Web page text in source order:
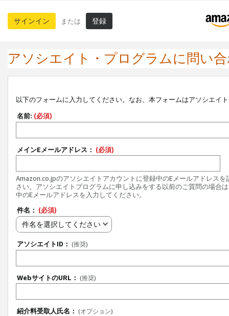
サインイン または 登録
アソシエイト・プログラムに問い
以下のフォームに入力してください。なお、本フォームはアソシエイ
名前: (必須)
メインEメールアドレス： (必須)
Amazon.co.jpのアソシエイトアカウントに登録中のEメールアドレスを
さい。アソシエイトプログラムに申し込みをする以前のご質問の場合
中のEメールアドレスを入力してください。
件名： (必須)
件名を選択してください
アソシエイトID： (推奨)
WebサイトのURL： (推奨)
紹介料受取人氏名： (オプション)